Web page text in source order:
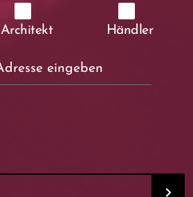
Architekt Händler